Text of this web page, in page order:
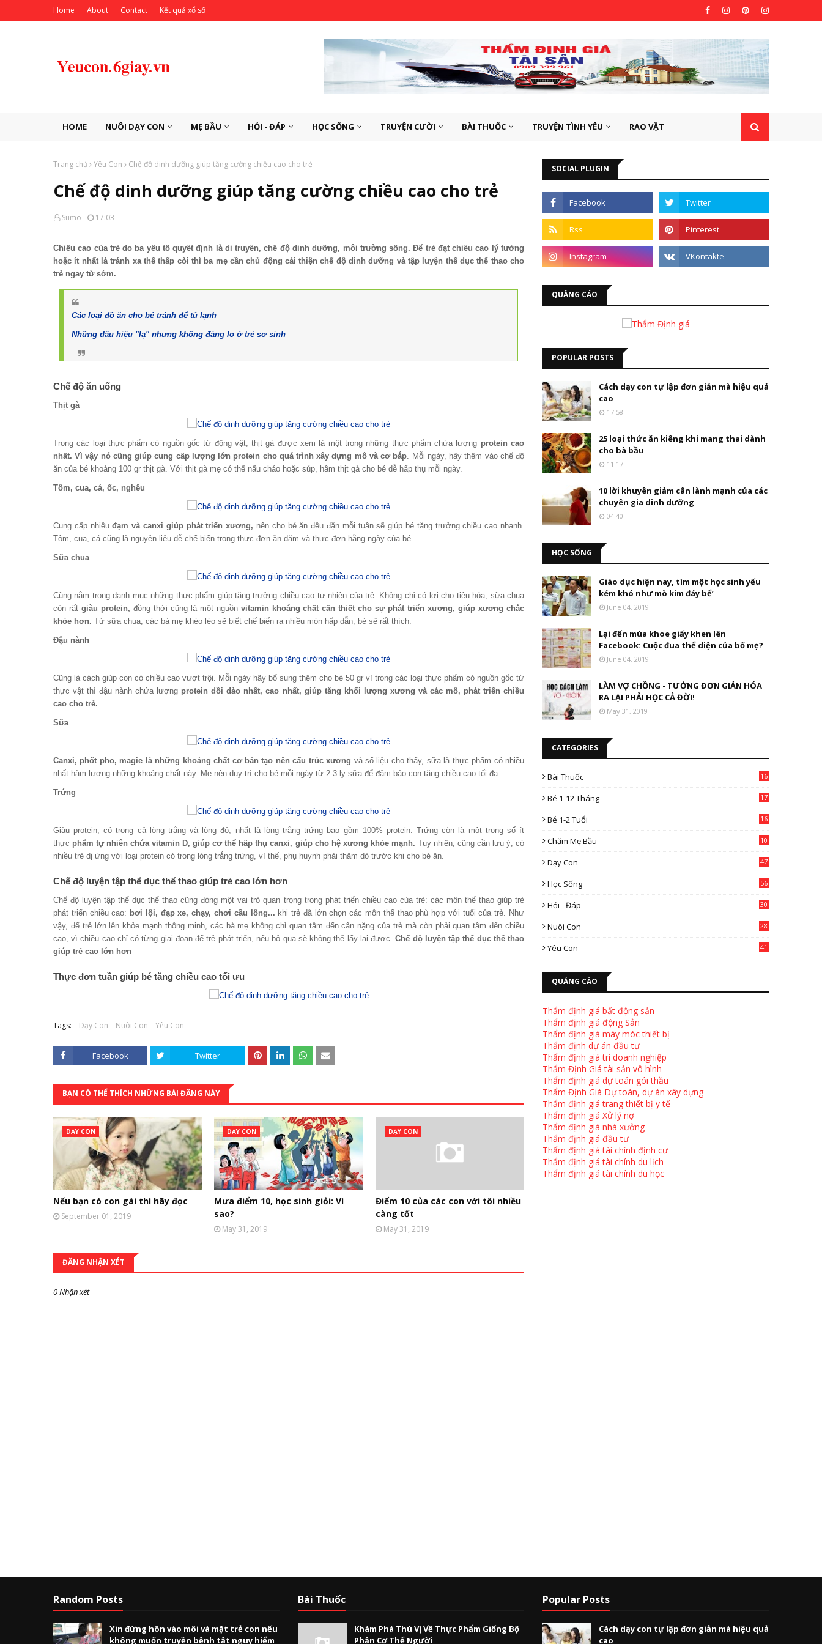
Home About Contact Kết quả xổ số
HOME NUÔI DẠY CON MẸ BẦU HỎI - ĐÁP HỌC SỐNG TRUYỆN CƯỜI BÀI THUỐC TRUYỆN TÌNH YÊU RAO VẶT
Trang chủ Yêu Con Chế độ dinh dưỡng giúp tăng cường chiều cao cho trẻ
Chế độ dinh dưỡng giúp tăng cường chiều cao cho trẻ
Sumo 17:03
Chiều cao của trẻ do ba yếu tố quyết định là di truyền, chế độ dinh dưỡng, môi trường sống. Để trẻ đạt chiều cao lý tưởng
hoặc ít nhất là tránh xa thể thấp còi thì ba mẹ cần chủ động cải thiện chế độ dinh dưỡng và tập luyện thể dục thể thao cho
trẻ ngay từ sớm.
Các loại đồ ăn cho bé tránh để tủ lạnh
Những dấu hiệu "lạ" nhưng không đáng lo ở trẻ sơ sinh
Chế độ ăn uống
Thịt gà
Trong các loại thực phẩm có nguồn gốc từ động vật, thịt gà được xem là một trong những thực phẩm chứa lượng protein cao
nhất. Vì vậy nó cũng giúp cung cấp lượng lớn protein cho quá trình xây dựng mô và cơ bắp. Mỗi ngày, hãy thêm vào chế độ
ăn của bé khoảng 100 gr thịt gà. Với thịt gà mẹ có thể nấu cháo hoặc súp, hầm thịt gà cho bé dễ hấp thụ mỗi ngày.
Tôm, cua, cá, ốc, nghêu
Cung cấp nhiềuđạm và canxi giúp phát triển xương, nên cho bé ăn đều đặn mỗi tuần sẽ giúp bé tăng trưởng chiều cao nhanh.
Tôm, cua, cá cũng là nguyên liệu dễ chế biến trong thực đơn ăn dặm và thực đơn hằng ngày của bé.
Sữa chua
Cũng nằm trong danh mục những thực phẩm giúp tăng trưởng chiều cao tự nhiên của trẻ. Không chỉ có lợi cho tiêu hóa, sữa chua
còn rất giàu protein, đồng thời cũng là một nguồn vitamin khoáng chất cần thiết cho sự phát triển xương, giúp xương chắc
khỏe hơn. Từ sữa chua, các bà mẹ khéo léo sẽ biết chế biến ra nhiều món hấp dẫn, bé sẽ rất thích.
Đậu nành
Cũng là cách giúp con có chiều cao vượt trội. Mỗi ngày hãy bổ sung thêm cho bé 50 gr vì trong các loại thực phẩm có nguồn gốc từ
thực vật thì đậu nành chứa lượng protein dồi dào nhất, cao nhất, giúp tăng khối lượng xương và các mô, phát triển chiều
cao cho trẻ.
Sữa
Canxi, phốt pho, magie là những khoáng chất cơ bản tạo nên cấu trúc xương và số liệu cho thấy, sữa là thực phẩm có nhiều
nhất hàm lượng những khoáng chất này. Mẹ nên duy trì cho bé mỗi ngày từ 2-3 ly sữa để đảm bảo con tăng chiều cao tối đa.
Trứng
Giàu protein, có trong cả lòng trắng và lòng đỏ, nhất là lòng trắng trứng bao gồm 100% protein. Trứng còn là một trong số ít
thực phẩm tự nhiên chứa vitamin D, giúp cơ thể hấp thụ canxi, giúp cho hệ xương khỏe mạnh. Tuy nhiên, cũng cần lưu ý, có
nhiều trẻ dị ứng với loại protein có trong lòng trắng trứng, vì thế, phụ huynh phải thăm dò trước khi cho bé ăn.
Chế độ luyện tập thể dục thể thao giúp trẻ cao lớn hơn
Chế độ luyện tập thể dục thể thao cũng đóng một vai trò quan trọng trong phát triển chiều cao của trẻ: các môn thể thao giúp trẻ
phát triển chiều cao: bơi lội, đạp xe, chạy, chơi cầu lông... khi trẻ đã lớn chọn các môn thể thao phù hợp với tuổi của trẻ. Như
vậy, để trẻ lớn lên khỏe mạnh thông minh, các bà mẹ không chỉ quan tâm đến cân nặng của trẻ mà còn phải quan tâm đến chiều
cao, vì chiều cao chỉ có từng giai đoạn để trẻ phát triển, nếu bỏ qua sẽ không thể lấy lại được.Chế độ luyện tập thể dục thể thao
giúp trẻ cao lớn hơn
Thực đơn tuần giúp bé tăng chiều cao tối ưu
Tags: Dạy Con Nuôi Con Yêu Con
Facebook Twitter
BẠN CÓ THỂ THÍCH NHỮNG BÀI ĐĂNG NÀY
DẠY CON
Nếu bạn có con gái thì hãy đọc
September 01, 2019
DẠY CON
Mưa điểm 10, học sinh giỏi: Vì
sao?
May 31, 2019
DẠY CON
Điểm 10 của các con với tôi nhiều
càng tốt
May 31, 2019
ĐĂNG NHẬN XÉT
0 Nhận xét
SOCIAL PLUGIN
QUẢNG CÁO
POPULAR POSTS
Cách dạy con tự lập đơn giản mà hiệu quả
cao
17:58
25 loại thức ăn kiêng khi mang thai dành
cho bà bầu
11:17
10 lời khuyên giảm cân lành mạnh của các
chuyên gia dinh dưỡng
04:40
HỌC SỐNG
Giáo dục hiện nay, tìm một học sinh yếu
kém khó như mò kim đáy bể’
June 04, 2019
Lại đến mùa khoe giấy khen lên
Facebook: Cuộc đua thể diện của bố mẹ?
June 04, 2019
LÀM VỢ CHỒNG - TƯỞNG ĐƠN GIẢN HÓA
RA LẠI PHẢI HỌC CẢ ĐỜI!
May 31, 2019
CATEGORIES
Bài Thuốc
16
Bé 1-12 Tháng 17
Bé 1-2 Tuổi 16
Chăm Mẹ Bầu
10
Dạy Con
47
Học Sống 56
Hỏi - Đáp 30
Nuôi Con
28
Yêu Con
41
QUẢNG CÁO
Thẩm định giá bất động sản
Thẩm định giá động Sản
Thẩm định giá máy móc thiết bị
Thẩm định dự án đầu tư
Thẩm định giá tri doanh nghiệp
Thẩm Định Giá tài sản vô hình
Thẩm định giá dự toán gói thầu
Thẩm Định Giá Dự toán, dự án xây dựng
Thẩm định giá trang thiết bị y tế
Thẩm định giá Xử lý nợ
Thẩm định giá nhà xưởng
Thẩm định giá đầu tư
Thẩm định giá tài chính định cư
Thẩm định giá tài chính du lịch
Thẩm định giá tài chính du học
Random Posts
Xin đừng hôn vào môi và mặt trẻ con nếu
không muốn truyền bệnh tật nguy hiểm
Bài Thuốc
Khám Phá Thú Vị Về Thực Phẩm Giống Bộ
Phận Cơ Thể Người
Popular Posts
Cách dạy con tự lập đơn giản mà hiệu quả
cao